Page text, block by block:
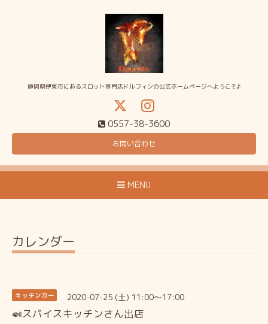
静岡県伊東市にあるスロット専門店ドルフィンの公式ホームページへようこそ♪
0557-38-3600
お問い合わせ
MENU
カレンダー
キッチンカー 2020-07-25 (土) 11:00～17:00
🍛スパイスキッチンさん出店